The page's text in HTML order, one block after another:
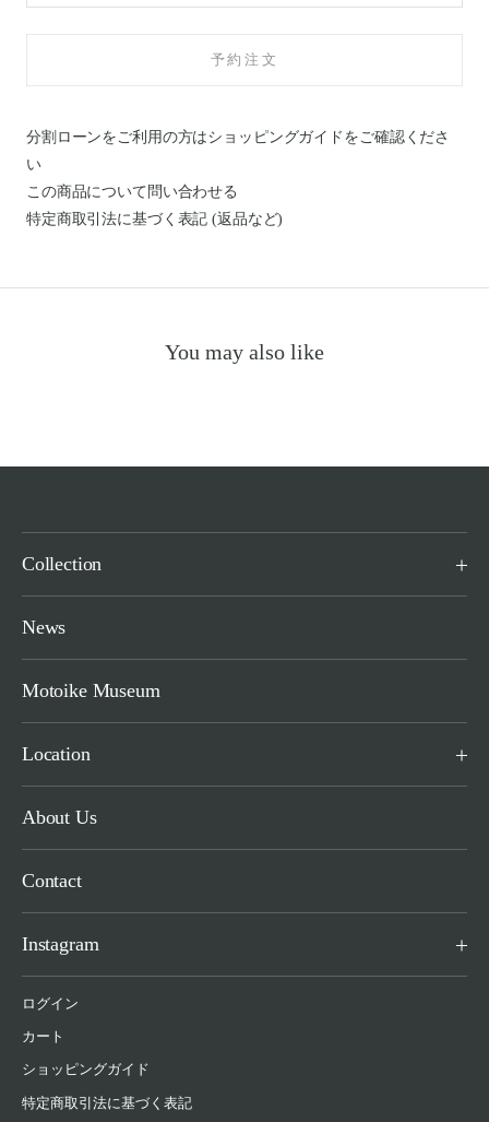
予約注文
分割ローンをご利用の方はショッピングガイドを ご確認くださ
い
この商品について問い合わせる
特定商取引法に基づく表記 (返品など)
You may also like
Collection
News
Motoike Museum
Location
About Us
Contact
Instagram
ログイン
カート
ショッピングガイド
特定商取引法に基づく表記